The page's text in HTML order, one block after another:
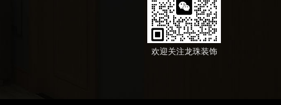
欢迎关注龙珠装饰